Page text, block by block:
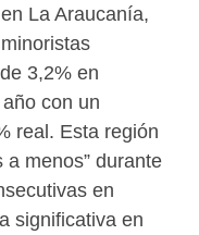
La Araucanía,
3,2% en
con un
real. Esta región
a menos” durante
en
significativa en